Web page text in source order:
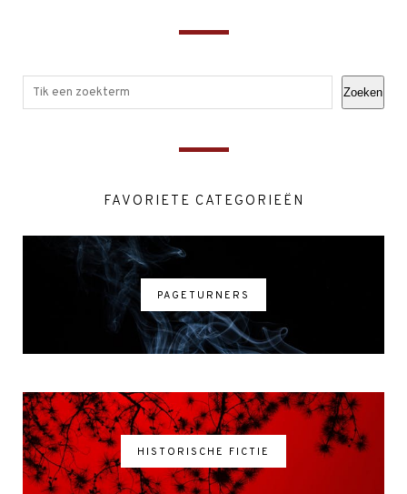
Zoeken
FAVORIETE CATEGORIEËN
PAGETURNERS
HISTORISCHE FICTIE